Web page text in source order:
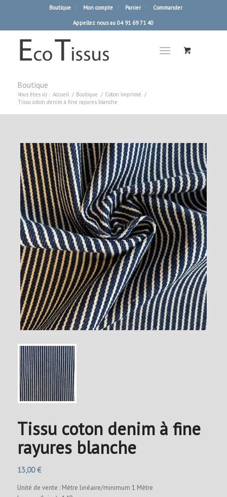
Boutique Mon compte Panier Commander
Appellez nous au 04 91 69 71 40
Boutique
Vous êtes ici : Accueil / Boutique / Coton Imprimé /
Tissu coton denim à fine rayures blanche
Tissu coton denim à fine
rayures blanche
13,00€
Unité de vente : Mètre linéaire/minimum 1 Mètre